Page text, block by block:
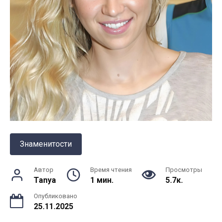
Знаменитости
Автор
Tanya
Время чтения
1 мин.
Просмотры
5.7к.
Опубликовано
25.11.2025